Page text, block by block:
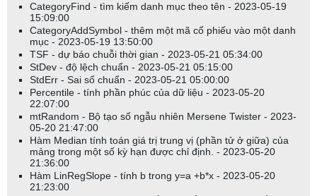
CategoryFind - tìm kiếm danh mục theo tên - 2023-05-19
15:09:00
CategoryAddSymbol - thêm một mã cổ phiếu vào một danh
mục - 2023-05-19 13:50:00
TSF - dự báo chuỗi thời gian - 2023-05-21 05:34:00
StDev - độ lệch chuẩn - 2023-05-21 05:15:00
StdErr - Sai số chuẩn - 2023-05-21 05:00:00
Percentile - tính phần phúc của dữ liệu - 2023-05-20
22:07:00
mtRandom - Bộ tạo số ngẫu nhiên Mersene Twister - 2023-
05-20 21:47:00
Hàm Median tính toán giá trị trung vị (phần tử ở giữa) của
mảng trong một số kỳ hạn được chỉ định. - 2023-05-20
21:36:00
Hàm LinRegSlope - tính b trong y=a +b*x - 2023-05-20
21:23:00